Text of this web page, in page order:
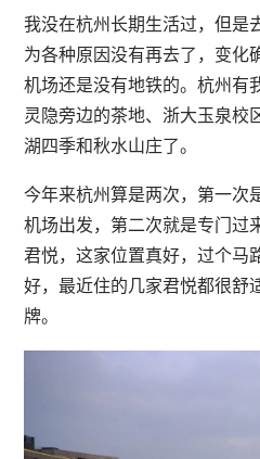
我没在杭州长期生活过，但是
为各种原因没有再去了，变化
机场还是没有地铁的。杭州有
灵隐旁边的茶地、浙大玉泉校
湖四季和秋水山庄了。
今年来杭州算是两次，第一次
机场出发，第二次就是专门过
君悦，这家位置真好，过个马
好，最近住的几家君悦都很舒
牌。